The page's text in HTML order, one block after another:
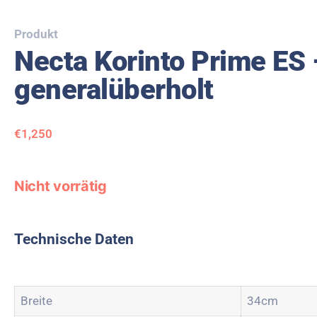
Produkt
Necta Korinto Prime ES
generalüberholt
€1,250
Nicht vorrätig
Technische Daten
Breite 34cm